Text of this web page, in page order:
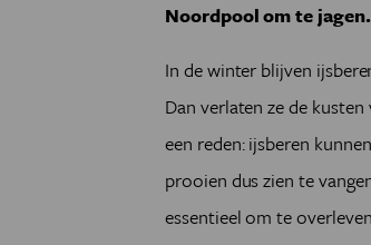
Noordpool om te
In de winter blijven
Dan verlaten ze de
een reden: ijsberen
prooien dus zien te
essentieel om te